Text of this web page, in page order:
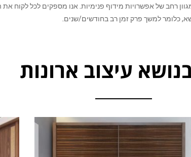
רחב של אפשרויות מידוף פנימיות. אנו מספקים לכל לקוח את
כלומר למשך פרק זמן רב בחודשים/שנים.
עיצוב ארונות